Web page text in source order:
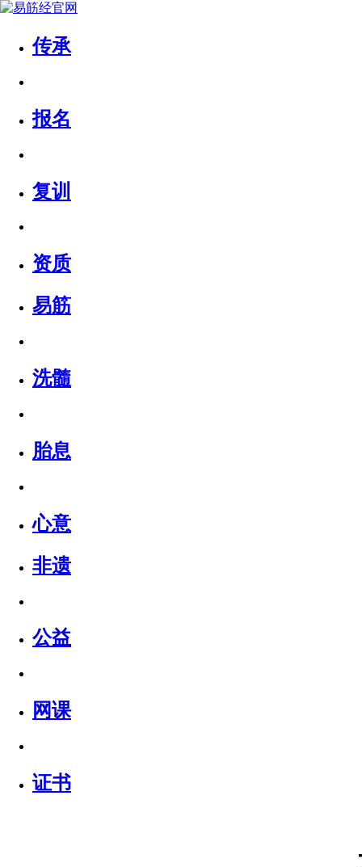
传承
报名
复训
资质
易筋
洗髓
胎息
心意
非遗
公益
网课
证书